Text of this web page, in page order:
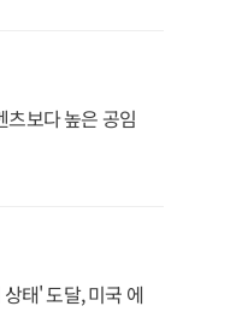
츠보다 높은 공임
태' 도달, 미국 에